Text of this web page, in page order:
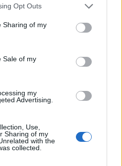
app uses one or more Google
behaviour. You may click to
and its third-party tags to
purposes in below Google
Opt Outs
Sharing of my
Sale of my
my
Advertising.
Use,
Sharing of my
with the
collected.
Όμιλος ΔΕΗ: Νέα
χαρτοφυλάκιο έργων
Ουγγαρία